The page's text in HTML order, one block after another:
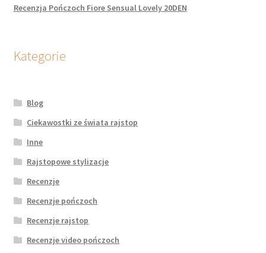
Recenzja Pończoch Fiore Sensual Lovely 20DEN
Kategorie
Blog
Ciekawostki ze świata rajstop
Inne
Rajstopowe stylizacje
Recenzje
Recenzje pończoch
Recenzje rajstop
Recenzje video pończoch